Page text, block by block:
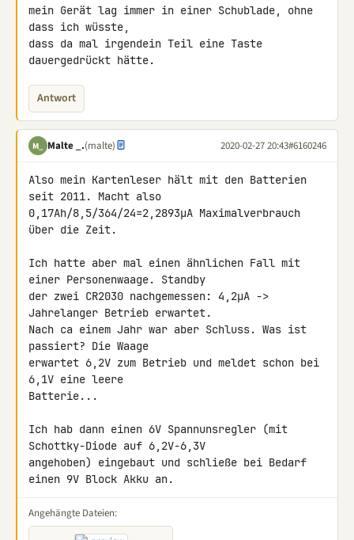
mein Gerät lag immer in einer Schublade, ohne
dass ich wüsste,
dass da mal irgendein Teil eine Taste
dauergedrückt hätte.
Antwort
M_ Malte _.(malte) 2020-02-27 20:43#6160246
Also mein Kartenleser hält mit den Batterien
seit 2011. Macht also
0,17Ah/8,5/364/24=2,2893µA Maximalverbrauch
über die Zeit.
Ich hatte aber mal einen ähnlichen Fall mit
einer Personenwaage. Standby
der zwei CR2030 nachgemessen: 4,2µA ->
Jahrelanger Betrieb erwartet.
Nach ca einem Jahr war aber Schluss. Was ist
passiert? Die Waage
erwartet 6,2V zum Betrieb und meldet schon bei
6,1V eine leere
Batterie...
Ich hab dann einen 6V Spannunsregler (mit
Schottky-Diode auf 6,2V-6,3V
angehoben) eingebaut und schließe bei Bedarf
einen 9V Block Akku an.
Angehängte Dateien: